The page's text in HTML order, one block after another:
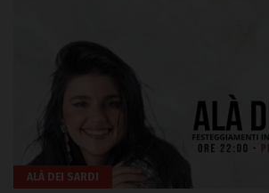
ALÀ DEI SARDI